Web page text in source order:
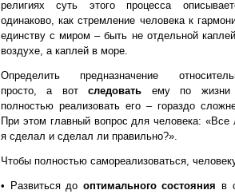
религиях суть этого процесса
одинаково, как стремление человека к
единству с миром – быть не отдельной
воздухе, а каплей в море.
Определить предназначение
просто, а вотследовать ему по
полностью реализовать его – гораздо
При этом главный вопрос для человека: «Все
я сделал и сделал ли правильно?».
Чтобы полностью самореализоваться,
• Развиться до оптимального состояния в